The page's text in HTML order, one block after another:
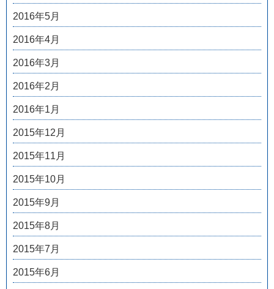
2016年5月
2016年4月
2016年3月
2016年2月
2016年1月
2015年12月
2015年11月
2015年10月
2015年9月
2015年8月
2015年7月
2015年6月